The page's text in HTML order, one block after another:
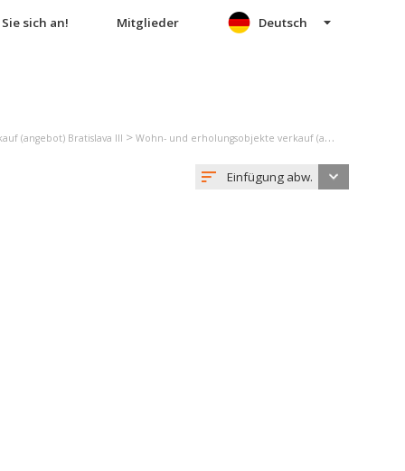
sich an! Mitglieder Deutsch
(angebot) Bratislava III > Wohn- und erholungsobjekte verkauf (angebot) Bratislava - Nové Mesto
Einfügung abw.